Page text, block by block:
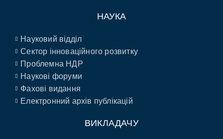
НАУКА
Науковий відділ
Сектор інноваційного розвитку
Проблемна НДР
Наукові форуми
Фахові видання
Електронний архів публікацій
ВИКЛАДАЧУ